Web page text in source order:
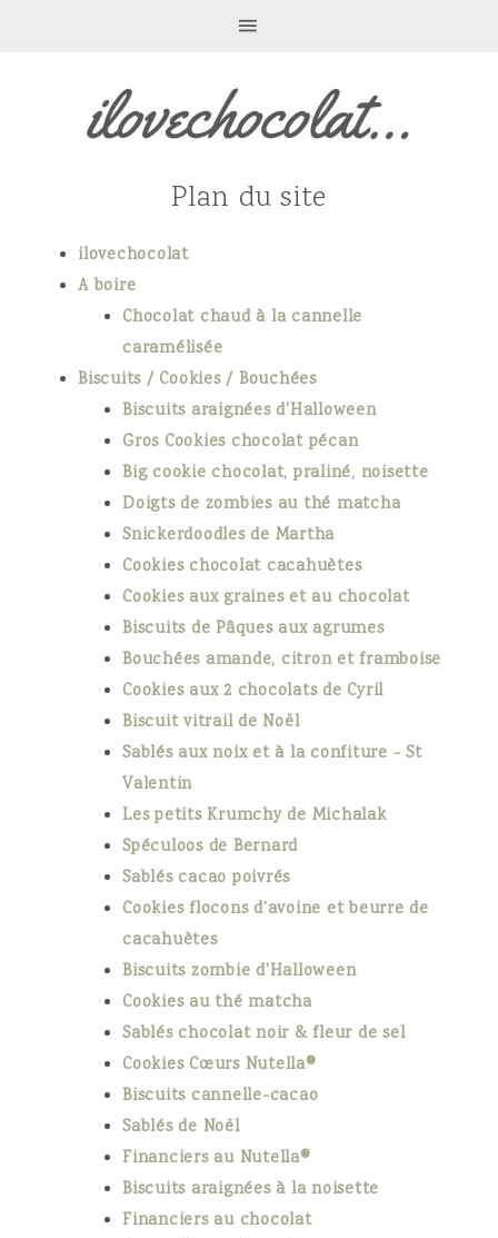
Plan du site
ilovechocolat
A boire
Chocolat chaud à la cannelle
caramélisée
Biscuits / Cookies / Bouchées
Biscuits araignées d'Halloween
Gros Cookies chocolat pécan
Big cookie chocolat, praliné, noisette
Doigts de zombies au thé matcha
Snickerdoodles de Martha
Cookies chocolat cacahuètes
Cookies aux graines et au chocolat
Biscuits de Pâques aux agrumes
Bouchées amande, citron et framboise
Cookies aux 2 chocolats de Cyril
Biscuit vitrail de Noël
Sablés aux noix et à la confiture - St
Valentin
Les petits Krumchy de Michalak
Spéculoos de Bernard
Sablés cacao poivrés
Cookies flocons d'avoine et beurre de
cacahuètes
Biscuits zombie d'Halloween
Cookies au thé matcha
Sablés chocolat noir & fleur de sel
Cookies Cœurs Nutella®
Biscuits cannelle-cacao
Sablés de Noël
Financiers au Nutella®
Biscuits araignées à la noisette
Financiers au chocolat